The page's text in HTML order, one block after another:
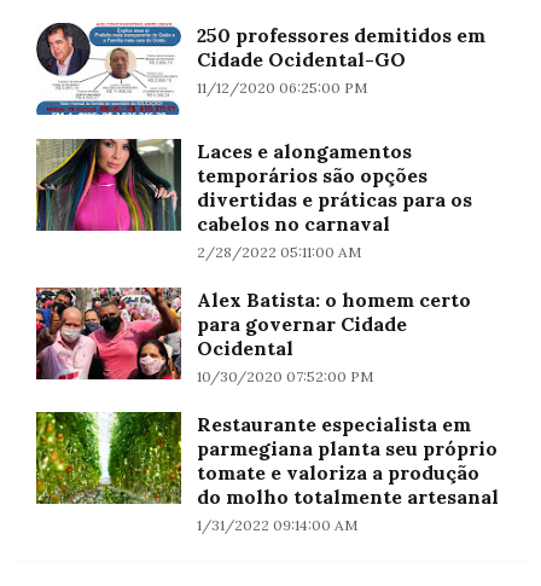
250 professores demitidos em
Cidade Ocidental-GO
11/12/2020 06:25:00 PM
Laces e alongamentos
temporários são opções
divertidas e práticas para os
cabelos no carnaval
2/28/2022 05:11:00 AM
Alex Batista: o homem certo
para governar Cidade
Ocidental
10/30/2020 07:52:00 PM
Restaurante especialista em
parmegiana planta seu próprio
tomate e valoriza a produção
do molho totalmente artesanal
1/31/2022 09:14:00 AM